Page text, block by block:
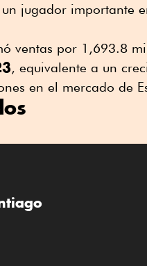
jugador importante
ventas por 1,693.8
, equivalente a un
en el mercado de